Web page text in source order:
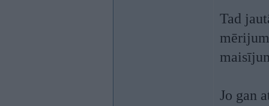
Tad
Jo gan